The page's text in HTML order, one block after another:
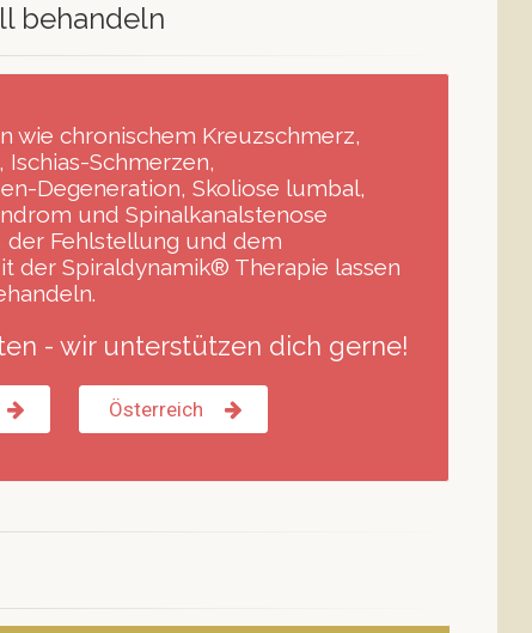
behandeln
wie chronischem Kreuzschmerz,
Schmerzen,
Degeneration, Skoliose lumbal,
und Spinalkanalstenose
der Fehlstellung und dem
der Spiraldynamik® Therapie lassen
- wir unterstützen dich gerne!
Österreich